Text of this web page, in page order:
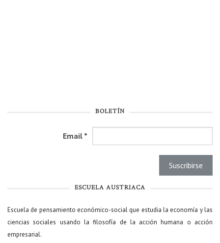
BOLETÍN
Email *
ESCUELA AUSTRIACA
Escuela de pensamiento económico-social que estudia la economía y las
ciencias sociales usando la filosofía de la acción humana o acción
empresarial.